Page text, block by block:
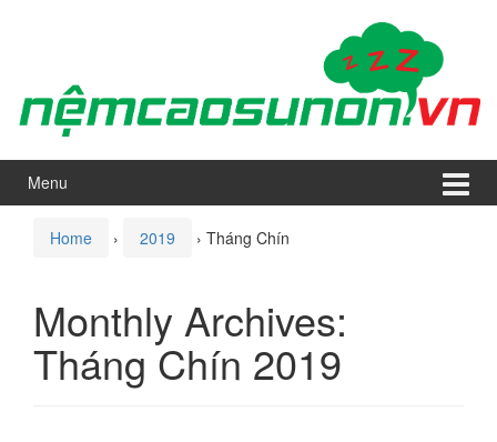
Menu
Home › 2019 › Tháng Chín
Monthly Archives:
Tháng Chín 2019